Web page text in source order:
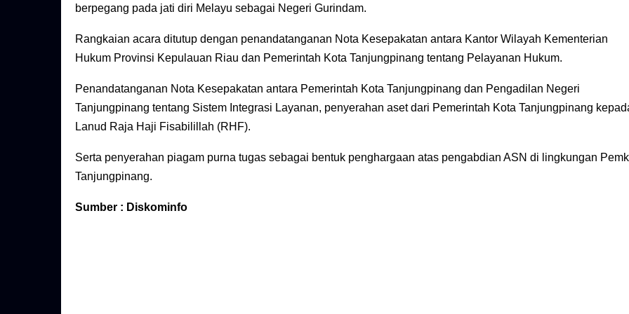
berpegang pada jati diri Melayu sebagai Negeri Gurindam.
Rangkaian acara ditutup dengan penandatanganan Nota Kesepakatan antara Kantor Wilayah Kementerian
Hukum Provinsi Kepulauan Riau dan Pemerintah Kota Tanjungpinang tentang Pelayanan Hukum.
Penandatanganan Nota Kesepakatan antara Pemerintah Kota Tanjungpinang dan Pengadilan Negeri
Tanjungpinang tentang Sistem Integrasi Layanan, penyerahan aset dari Pemerintah Kota Tanjungpinang
Lanud Raja Haji Fisabilillah (RHF).
Serta penyerahan piagam purna tugas sebagai bentuk penghargaan atas pengabdian ASN di lingkungan
Tanjungpinang.
Sumber : Diskominfo